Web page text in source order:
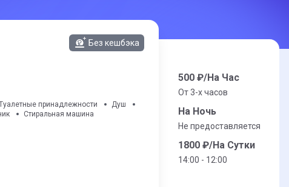
Без кешбэка
принадлежности
Душ
Стиральная машина
500₽/На Час
От 3-x часов
На Ночь
Не предоставляется
1800₽/На Сутки
14:00 - 12:00